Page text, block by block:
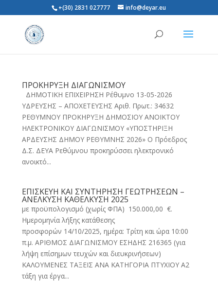
+(30) 2831 027777 info@deyar.eu
ΠΡΟΚΗΡΥΞΗ ΔΙΑΓΩΝΙΣΜΟΥ
ΔΗΜΟΤΙΚΗ ΕΠΙΧΕΙΡΗΣΗ Ρέθυμνο 13-05-2026
ΥΔΡΕΥΣΗΣ – ΑΠΟΧΕΤΕΥΣΗΣ Αριθ. Πρωτ.: 34632
ΡΕΘΥΜΝΟΥ ΠΡΟΚΗΡΥΞΗ ΔΗΜΟΣΙΟΥ ΑΝΟΙΚΤΟΥ
ΗΛΕΚΤΡΟΝΙΚΟΥ ΔΙΑΓΩΝΙΣΜΟΥ «ΥΠΟΣΤΗΡΙΞΗ
ΑΡΔΕΥΣΗΣ ΔΗΜΟΥ ΡΕΘΥΜΝΗΣ 2026» Ο Πρόεδρος
Δ.Σ. ΔΕΥΑ Ρεθύμνου προκηρύσσει ηλεκτρονικό
ανοικτό...
ΕΠΙΣΚΕΥΗ ΚΑΙ ΣΥΝΤΗΡΗΣΗ ΓΕΩΤΡΗΣΕΩΝ –
ΑΝΕΛΚΥΣΗ ΚΑΘΕΛΚΥΣΗ 2025
με προϋπολογισμό (χωρίς ΦΠΑ) 150.000,00 €.
Ημερομηνία λήξης κατάθεσης
προσφορών 14/10/2025, ημέρα: Τρίτη και ώρα 10:00
π.μ. ΑΡΙΘΜΟΣ ΔΙΑΓΩΝΙΣΜΟΥ ΕΣΗΔΗΣ 216365 (για
λήψη επίσημων τευχών και διευκρινήσεων)
ΚΑΛΟΥΜΕΝΕΣ ΤΑΞΕΙΣ ΑΝΑ ΚΑΤΗΓΟΡΙΑ ΠΤΥΧΙΟΥ Α2
τάξη για έργα...